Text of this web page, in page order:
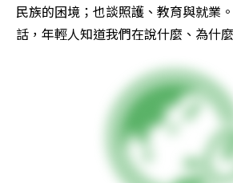
民族的困境；也談照護、教育與就業
話，年輕人知道我們在說什麼、為什麼